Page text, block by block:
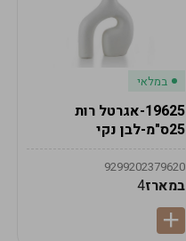
במלאי
19625-אגרטל רות
25ס"מ-לבן נקי
9299202379620
במארז4